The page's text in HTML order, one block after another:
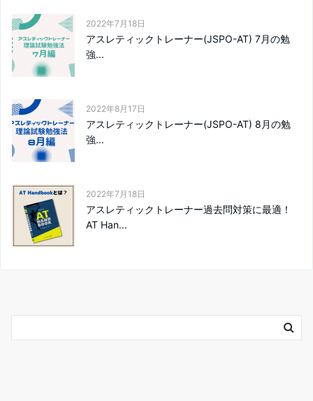
2022年7月18日
アスレティックトレーナー(JSPO-AT) 7月の勉
強...
2022年8月17日
アスレティックトレーナー(JSPO-AT) 8月の勉
強...
2022年7月18日
アスレティックトレーナー過去問対策に最適！
AT Han...